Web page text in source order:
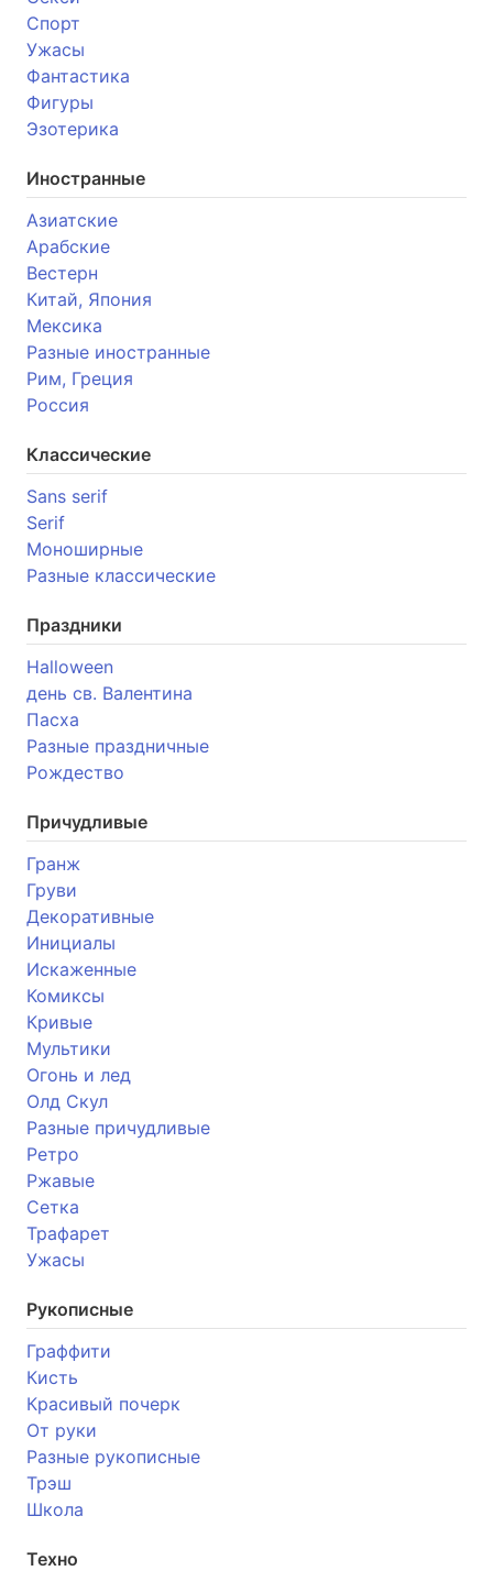
Спорт
Ужасы
Фантастика
Фигуры
Эзотерика
Иностранные
Азиатские
Арабские
Вестерн
Китай, Япония
Мексика
Разные иностранные
Рим, Греция
Россия
Классические
Sans serif
Serif
Моноширные
Разные классические
Праздники
Halloween
день св. Валентина
Пасха
Разные праздничные
Рождество
Причудливые
Гранж
Груви
Декоративные
Инициалы
Искаженные
Комиксы
Кривые
Мультики
Огонь и лед
Олд Скул
Разные причудливые
Ретро
Ржавые
Сетка
Трафарет
Ужасы
Рукописные
Граффити
Кисть
Красивый почерк
От руки
Разные рукописные
Трэш
Школа
Техно